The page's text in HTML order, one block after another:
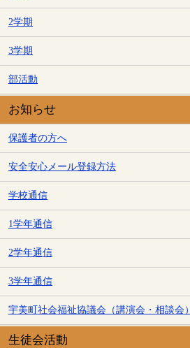
2学期
3学期
部活動
お知らせ
保護者の方へ
安全安心メール登録方法
学校通信
1学年通信
2学年通信
3学年通信
宇美町社会福祉協議会（講演会・相談会）
生徒会活動